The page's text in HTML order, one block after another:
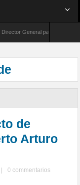
General para América Latina
de
Arturo
0 commentarios